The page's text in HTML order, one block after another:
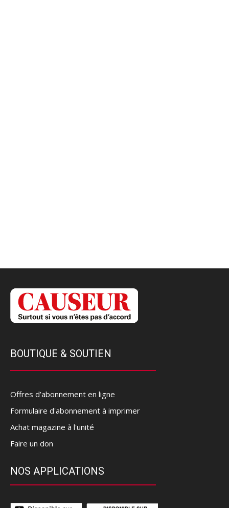
BOUTIQUE & SOUTIEN
Offres d’abonnement en ligne
Formulaire d'abonnement à imprimer
Achat magazine à l'unité
Faire un don
NOS APPLICATIONS